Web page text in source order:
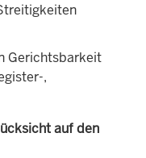
Gerichtsbarkeit
,
auf den